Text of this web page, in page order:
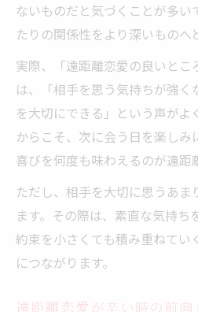
ないものだと気づくことが多い
たりの関係性をより深いものへ
実際、「遠距離恋愛の良いとこ
は、「相手を思う気持ちが強
を大切にできる」という声がよ
からこそ、次に会う日を楽し
喜びを何度も味わえるのが遠距
ただし、相手を大切に思うあま
ます。その際は、素直な気持ち
約束を小さくても積み重ねてい
につながります。
遠距離恋愛が辛い時の前向